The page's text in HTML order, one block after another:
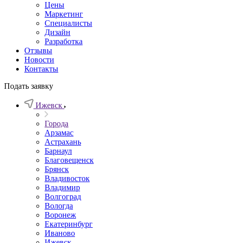
Цены
Маркетинг
Специалисты
Дизайн
Разработка
Отзывы
Новости
Контакты
Подать заявку
Ижевск
Города
Арзамас
Астрахань
Барнаул
Благовещенск
Брянск
Владивосток
Владимир
Волгоград
Вологда
Воронеж
Екатеринбург
Иваново